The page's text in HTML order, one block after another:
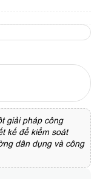
giải pháp công
kế để kiểm soát
dân dụng và công